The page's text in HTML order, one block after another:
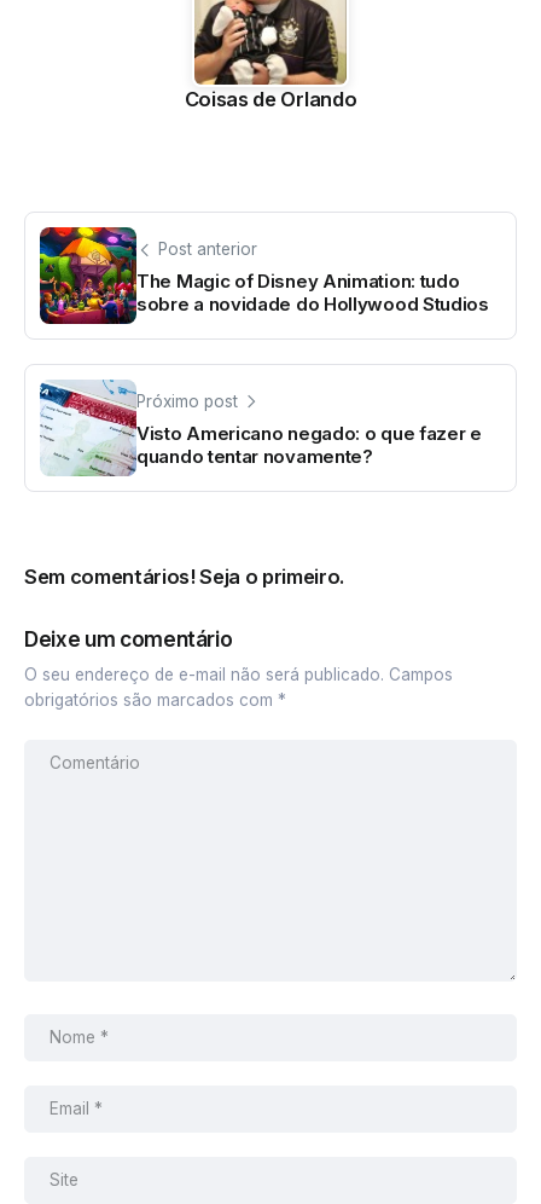
Coisas de Orlando
Post anterior
The Magic of Disney Animation: tudo
sobre a novidade do Hollywood Studios
Próximo post
Visto Americano negado: o que fazer e
quando tentar novamente?
Sem comentários! Seja o primeiro.
Deixe um comentário
O seu endereço de e-mail não será publicado. Campos
obrigatórios são marcados com *